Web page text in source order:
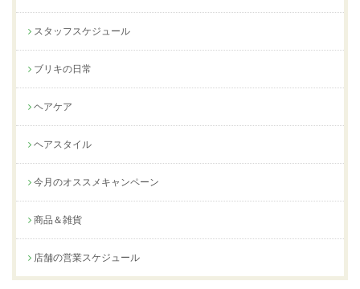
スタッフスケジュール
ブリキの日常
ヘアケア
ヘアスタイル
今月のオススメキャンペーン
商品＆雑貨
店舗の営業スケジュール